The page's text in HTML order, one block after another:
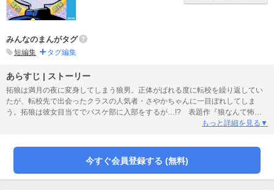
みんなのまんがタグ
短編集 タグ編集
あらすじ | ストーリー
拓狼は満月の夜に変身してしまう狼男。正体がばれる度に転校を繰り返してい
たが、転校先で出会ったクラスの人気者・さやかちゃんに一目ぼれしてしま
う。拓狼は彼女目当てでバスケ部に入部をするが…!? 表題作『狼なんて怖く
ない!!』ほか、デビュー作『とんだバースディプレゼント』等、珠玉の短編全6
もっと詳細を見る▼
今すぐ会員登録する (無料)